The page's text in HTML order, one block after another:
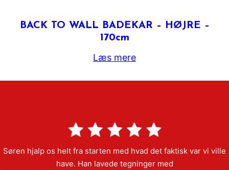
BACK TO WALL BADEKAR – HØJRE –
170cm
Læs mere
Søren hjalp os helt fra starten med hvad det faktisk var vi ville
have. Han lavede tegninger med